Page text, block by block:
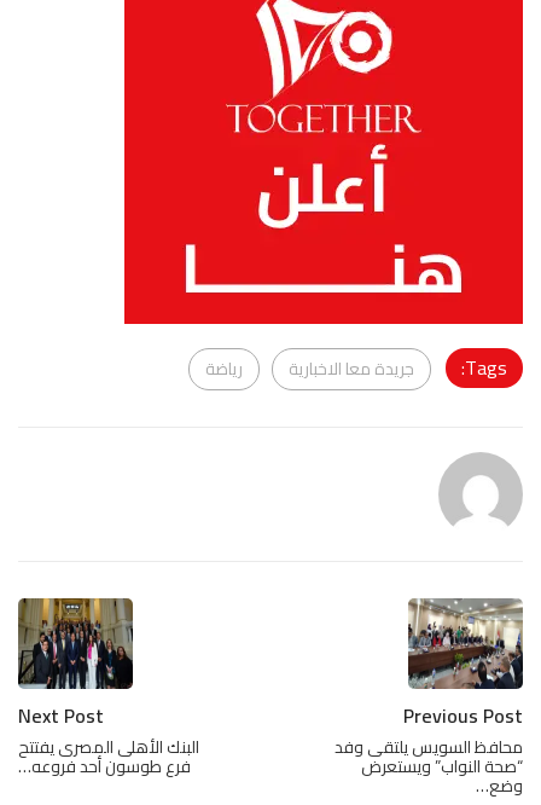
Tags: جريدة معا الاخبارية رياضة
Previous Post
محافظ السويس يلتقى وفد
“صحة النواب” ويستعرض
وضع…
Next Post
البنك الأهلى المصرى يفتتح
فرع طوسون أحد فروعه…